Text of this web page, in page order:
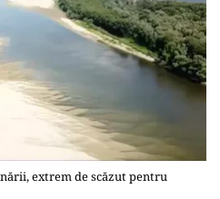
extrem de scăzut pentru